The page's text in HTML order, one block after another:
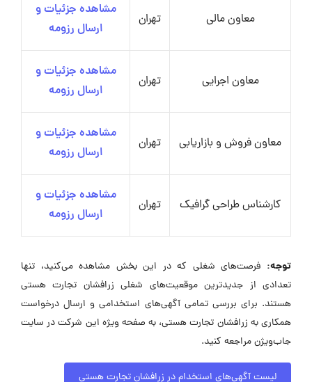
معاون مالی تهران
مشاهده جزئیات و
ارسال رزومه
معاون اجرایی تهران
مشاهده جزئیات و
ارسال رزومه
معاون فروش و بازاریابی تهران
مشاهده جزئیات و
ارسال رزومه
کارشناس طراحی گرافیک تهران
مشاهده جزئیات و
ارسال رزومه
توجه: فرصت‌های شغلی که در این بخش مشاهده می‌کنید، تنها
تعدادی از جدیدترین موقعیت‌های شغلی زرافشان تجارت هستی
هستند. برای بررسی تمامی آگهی‌های استخدامی و ارسال درخواست
همکاری به زرافشان تجارت هستی، به صفحه ویژه این شرکت در سایت
جاب‌ویژن مراجعه کنید.
لیست آگهی‌های استخدام در زرافشان تجارت هستی